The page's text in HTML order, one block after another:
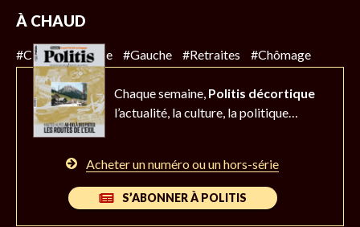
À CHAUD
#Climat #Police #Gauche #Retraites #Chômage
Chaque semaine, Politis décortique
l’actualité, la culture, la politique…
Acheter un numéro ou un hors-série
S’ABONNER À POLITIS